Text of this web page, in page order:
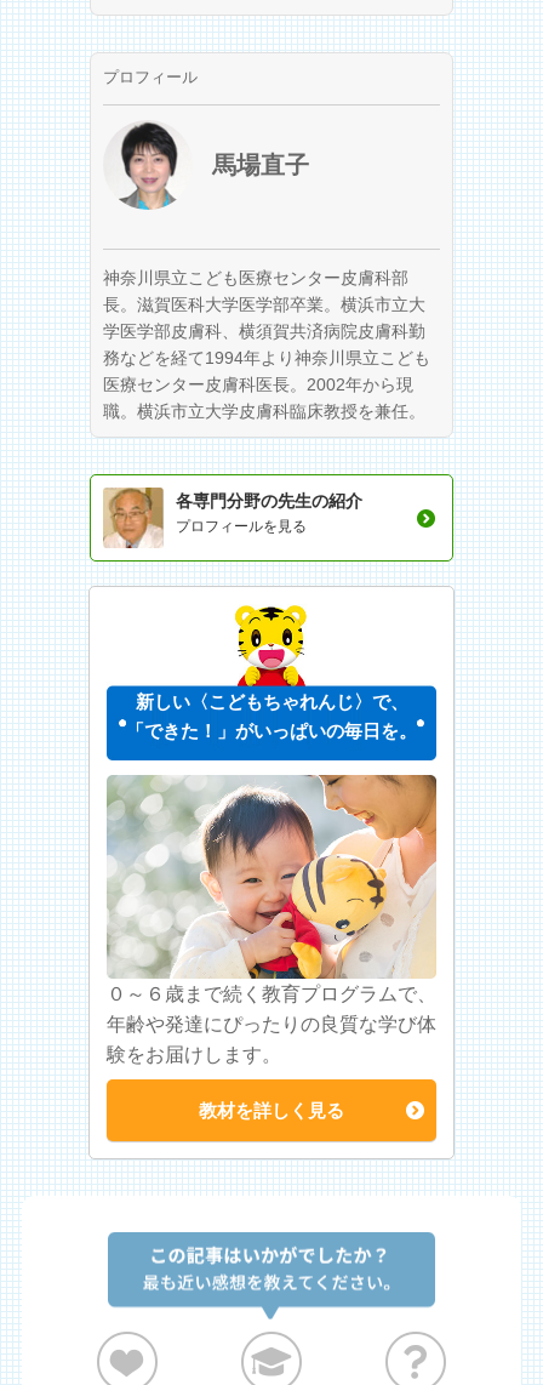
プロフィール
馬場直子
神奈川県立こども医療センター皮膚科部
長。滋賀医科大学医学部卒業。横浜市立大
学医学部皮膚科、横須賀共済病院皮膚科勤
務などを経て1994年より神奈川県立こども
医療センター皮膚科医長。2002年から現
職。横浜市立大学皮膚科臨床教授を兼任。
各専門分野の先生の紹介
プロフィールを見る
新しい〈こどもちゃれんじ〉で、
「できた！」がいっぱいの毎日を。
０～６歳まで続く教育プログラムで、
年齢や発達にぴったりの良質な学び体
験をお届けします。
教材を詳しく見る